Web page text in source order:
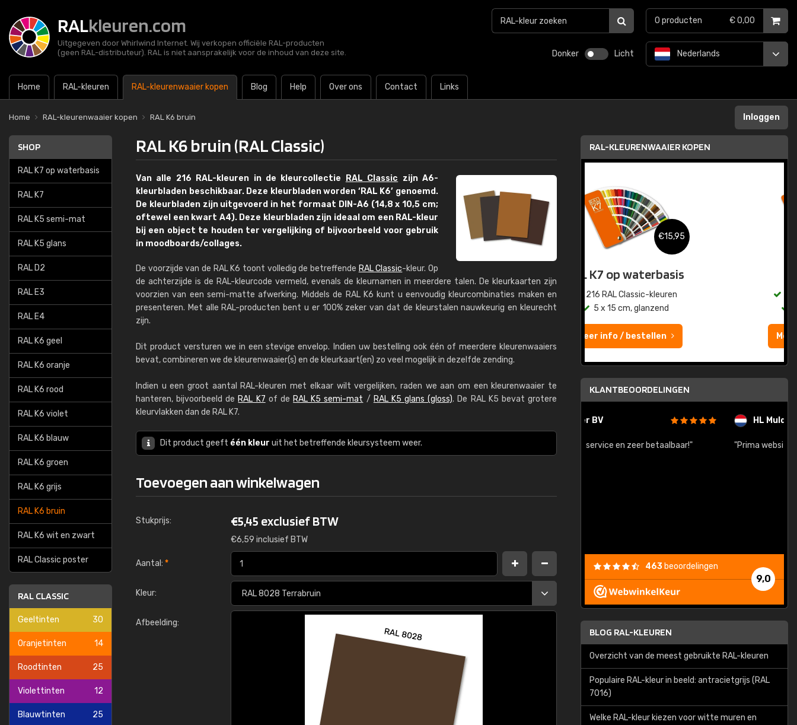
RALkleuren.com
Uitgegeven door Whirlwind Internet. Wij verkopen officiële RAL-producten
(geen RAL-distributeur). RAL is niet aansprakelijk voor de inhoud van deze site.
Donker Licht
Home RAL-kleuren RAL-kleurenwaaier kopen Blog Help Over ons Contact Links
Nederlands
0 producten € 0,00
Home RAL-kleurenwaaier kopen RAL K6 bruin Inloggen
SHOP
RAL K7 op waterbasis
RAL K7
RAL K5 semi-mat
RAL K5 glans
RAL D2
RAL E3
RAL E4
RAL K6 geel
RAL K6 oranje
RAL K6 rood
RAL K6 violet
RAL K6 blauw
RAL K6 groen
RAL K6 grijs
RAL K6 bruin
RAL K6 wit en zwart
RAL Classic poster
RAL CLASSIC
Geeltinten 30
Oranjetinten 14
Roodtinten 25
Violettinten 12
Blauwtinten 25
RAL K6 bruin (RAL Classic)
Van alle 216 RAL-kleuren in de kleurcollectie RAL Classic zijn A6-
kleurbladen beschikbaar. Deze kleurbladen worden ‘RAL K6’ genoemd.
De kleurbladen zijn uitgevoerd in het formaat DIN-A6 (14,8 x 10,5 cm;
oftewel een kwart A4). Deze kleurbladen zijn ideaal om een RAL-kleur
bij een object te houden ter vergelijking of bijvoorbeeld voor gebruik
in moodboards/collages.
De voorzijde van de RAL K6 toont volledig de betreffende RAL Classic-kleur. Op
de achterzijde is de RAL-kleurcode vermeld, evenals de kleurnamen in meerdere talen. De kleurkaarten zijn
voorzien van een semi-matte afwerking. Middels de RAL K6 kunt u eenvoudig kleurcombinaties maken en
presenteren. Met alle RAL-producten bent u er 100% zeker van dat de kleurstalen nauwkeurig en kleurecht
zijn.
Dit product versturen we in een stevige envelop. Indien uw bestelling ook één of meerdere kleurenwaaiers
bevat, combineren we de kleurenwaaier(s) en de kleurkaart(en) zo veel mogelijk in dezelfde zending.
Indien u een groot aantal RAL-kleuren met elkaar wilt vergelijken, raden we aan om een kleurenwaaier te
hanteren, bijvoorbeeld de RAL K7 of de RAL K5 semi-mat / RAL K5 glans (gloss). De RAL K5 bevat grotere
kleurvlakken dan de RAL K7.
Dit product geeft één kleur uit het betreffende kleursysteem weer.
Toevoegen aan winkelwagen
Stukprijs: €5,45 exclusief BTW
€6,59 inclusief BTW
Aantal: *
Kleur:
Afbeelding:
RAL-KLEURENWAAIER KOPEN
€15,95
RAL K7 op waterbasis
216 RAL Classic-kleuren
5 x 15 cm, glanzend
RAL K7
216 RAL Classic-kleuren
5 x 15 cm, glanzend
Meer info / bestellen
KLANTBEOORDELINGEN
"Super snelle service en zeer betaalbaar!"
HL Mulder Services
"Prima website en snelle levering na bestelling"
9,0
463 beoordelingen
BLOG RAL-KLEUREN
Overzicht van de meest gebruikte RAL-kleuren
Populaire RAL-kleur in beeld: antracietgrijs (RAL
7016)
Welke RAL-kleur kiezen voor witte muren en